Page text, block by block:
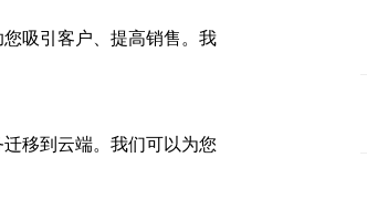
吸引客户、提高销售。我
移到云端。我们可以为您